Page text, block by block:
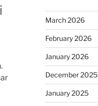
March 2026
February 2026
January 2026
December 2025
January 2025